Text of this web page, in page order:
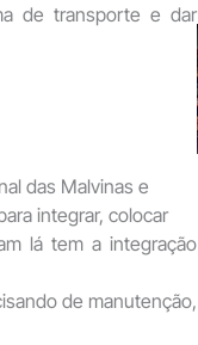
de transporte e dar
das Malvinas e
integrar, colocar
lá tem a integração
de manutenção,